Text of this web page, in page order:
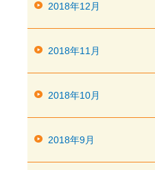
2018年12月
2018年11月
2018年10月
2018年9月